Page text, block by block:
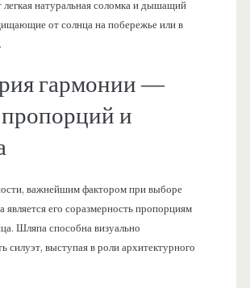
легкая натуральная соломка и дышащий
от солнца на побережье или в
гармонии —
и
важнейшим фактором при выборе
является его соразмерность пропорциям
Шляпа способна визуально
силуэт, выступая в роли архитектурного